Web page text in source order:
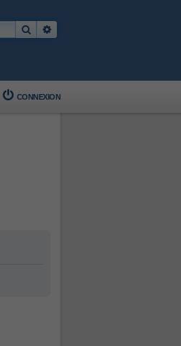
Rechercher
CONNEXION